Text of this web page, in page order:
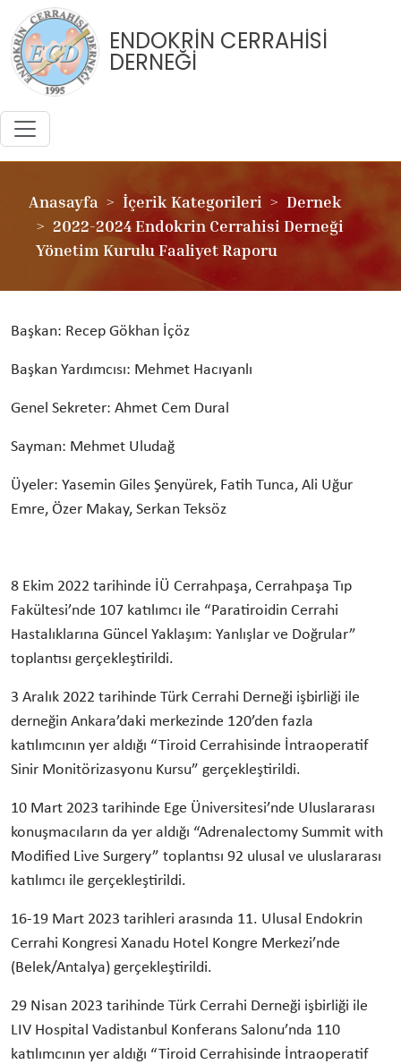
ENDOKRİN CERRAHİSİ
DERNEĞİ
Anasayfa İçerik Kategorileri
Dernek
2022-2024 Endokrin Cerrahisi Derneği
Yönetim Kurulu Faaliyet Raporu
Başkan: Recep Gökhan İçöz
Başkan Yardımcısı: Mehmet Hacıyanlı
Genel Sekreter: Ahmet Cem Dural
Sayman: Mehmet Uludağ
Üyeler: Yasemin Giles Şenyürek, Fatih Tunca, Ali Uğur
Emre, Özer Makay, Serkan Teksöz
8 Ekim 2022 tarihinde İÜ Cerrahpaşa, Cerrahpaşa Tıp
Fakültesi’nde 107 katılımcı ile “Paratiroidin Cerrahi
Hastalıklarına Güncel Yaklaşım: Yanlışlar ve Doğrular”
toplantısı gerçekleştirildi.
3 Aralık 2022 tarihinde Türk Cerrahi Derneği işbirliği ile
derneğin Ankara’daki merkezinde 120’den fazla
katılımcının yer aldığı “Tiroid Cerrahisinde İntraoperatif
Sinir Monitörizasyonu Kursu” gerçekleştirildi.
10 Mart 2023 tarihinde Ege Üniversitesi’nde Uluslararası
konuşmacıların da yer aldığı “Adrenalectomy Summit with
Modified Live Surgery” toplantısı 92 ulusal ve uluslararası
katılımcı ile gerçekleştirildi.
16-19 Mart 2023 tarihleri arasında 11. Ulusal Endokrin
Cerrahi Kongresi Xanadu Hotel Kongre Merkezi’nde
(Belek/Antalya) gerçekleştirildi.
29 Nisan 2023 tarihinde Türk Cerrahi Derneği işbirliği ile
LIV Hospital Vadistanbul Konferans Salonu’nda 110
katılımcının yer aldığı “Tiroid Cerrahisinde İntraoperatif